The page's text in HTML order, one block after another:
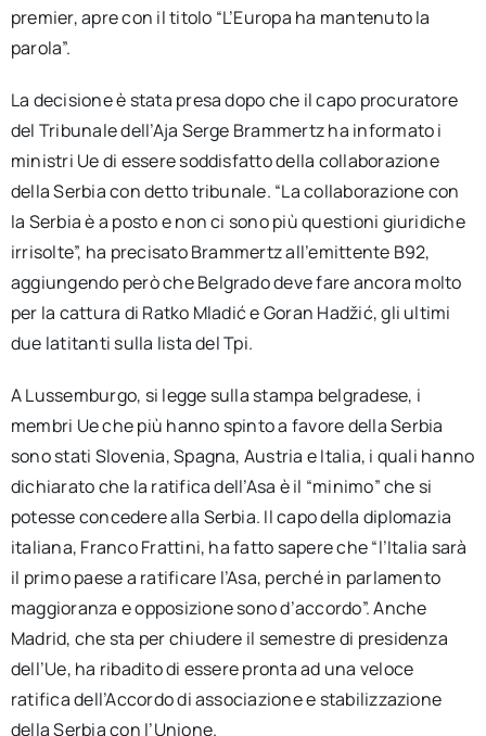
premier, apre con il titolo “L’Europa ha mantenuto la
parola”.
La decisione è stata presa dopo che il capo procuratore
del Tribunale dell’Aja Serge Brammertz ha informato i
ministri Ue di essere soddisfatto della collaborazione
della Serbia con detto tribunale. “La collaborazione con
la Serbia è a posto e non ci sono più questioni giuridiche
irrisolte”, ha precisato Brammertz all’emittente B92,
aggiungendo però che Belgrado deve fare ancora molto
per la cattura di Ratko Mladić e Goran Hadžić, gli ultimi
due latitanti sulla lista del Tpi.
A Lussemburgo, si legge sulla stampa belgradese, i
membri Ue che più hanno spinto a favore della Serbia
sono stati Slovenia, Spagna, Austria e Italia, i quali hanno
dichiarato che la ratifica dell’Asa è il “minimo” che si
potesse concedere alla Serbia. Il capo della diplomazia
italiana, Franco Frattini, ha fatto sapere che “l’Italia sarà
il primo paese a ratificare l’Asa, perché in parlamento
maggioranza e opposizione sono d’accordo”. Anche
Madrid, che sta per chiudere il semestre di presidenza
dell’Ue, ha ribadito di essere pronta ad una veloce
ratifica dell’Accordo di associazione e stabilizzazione
della Serbia con l’Unione.